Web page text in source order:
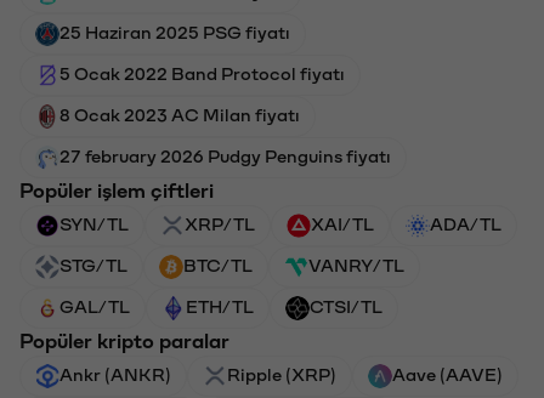
25 Haziran 2025 PSG fiyatı
5 Ocak 2022 Band Protocol fiyatı
8 Ocak 2023 AC Milan fiyatı
27 february 2026 Pudgy Penguins fiyatı
Popüler işlem çiftleri
SYN/TL XRP/TL XAI/TL ADA/TL
STG/TL BTC/TL VANRY/TL
GAL/TL ETH/TL CTSI/TL
Popüler kripto paralar
Ankr (ANKR) Ripple (XRP) Aave (AAVE)